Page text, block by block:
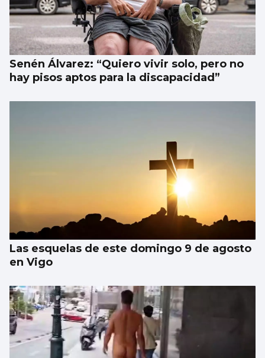
Senén Álvarez: “Quiero vivir solo, pero no
hay pisos aptos para la discapacidad”
Las esquelas de este domingo 9 de agosto
en Vigo